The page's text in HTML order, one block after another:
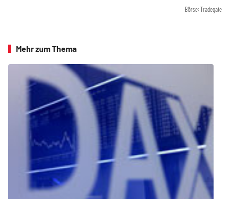
Börse: Tradegate
Mehr zum Thema